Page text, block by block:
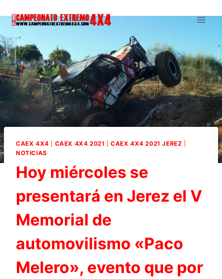
contenido
CAEX 4X4 CAEX 4X4 2021 |CAEX 4X4 2021 JEREZ
NOTICIAS
Hoy miércoles se
presentará en Jerez el V
Memorial de
automovilismo «Paco
Melero», evento que por